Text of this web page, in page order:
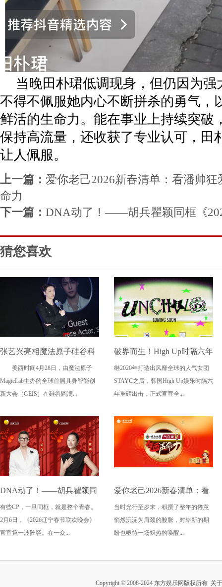
当晚田朴珺低调现身，但仍因为
不得不佩服她内心不断拼杀的勇气，
鲜活的生命力。能在事业上持续突破
保持高流量，还收获了专业认可，田
让人佩服。
上一篇： 爱你老己2026新春清单：看潘帅
命力
下一篇： DNA动了！——胡兵瞿颖同框《
猜您喜欢
张艺兴亮相魔法原子硅谷科
技盛会 助力中国科技与文化
走向全球舞台
美西时间4月28日，由魔法原子
MagicLab主办的全球首届具身智能创
新大会（GEIS）在硅谷圆满...
破界而生！High Up时隔六年
再出王牌 新女团UNCHILD
携"叛逆新概念"4.21震撼出
继2020年打造出风靡全球的人气女团
STAYC之后，韩国High Up娱乐时隔六
年重磅出击，正式官宣全...
DNA动了！——胡兵瞿颖同
框《2026辽宁春晚》
有些CP，一旦同框，就是整个青春。
2月6日，《2026辽宁春节联欢晚会》
官宣第一波阵容。在一众...
爱你老己2026新春清单：看
潘帅狂爱演唱会，唱响气血
声命力
当时光行至岁末，积攒了整年的倦意
悄然沉淀为肩颈的酸胀，对崭新的期
盼也亟待一场炽热的唤醒...
Copyright © 2008-2024 东方娱乐网版权所有 关